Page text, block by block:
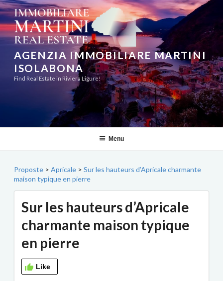
Aller
au
contenu
principal
AGENZIA IMMOBILIARE MARTINI
ISOLABONA
Find Real Estate in Riviera Ligure!
Menu
Proposte > Apricale > Sur les hauteurs d’Apricale charmante
maison typique en pierre
Sur les hauteurs d’Apricale
charmante maison typique
en pierre
Like